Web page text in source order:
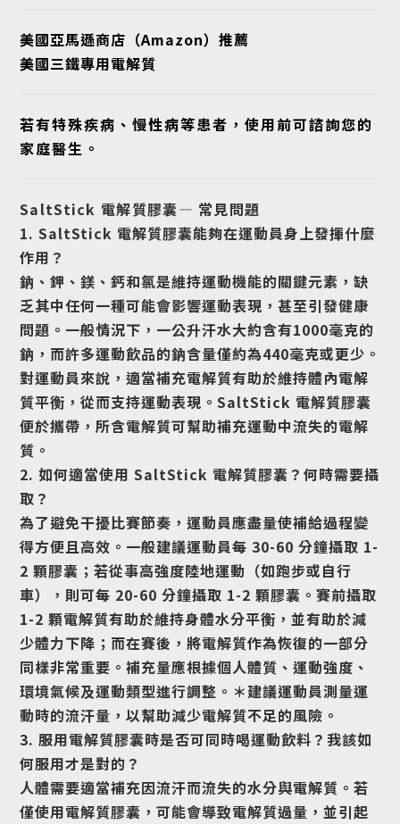
美國亞馬遜商店（Amazon）推薦
美國三鐵專用電解質
若有特殊疾病、慢性病等患者，使用前可諮詢您的
家庭醫生。
SaltStick 電解質膠囊— 常見問題
1. SaltStick 電解質膠囊能夠在運動員身上發揮什麼
作用？
鈉、鉀、鎂、鈣和氯是維持運動機能的關鍵元素，缺
乏其中任何一種可能會影響運動表現，甚至引發健康
問題。一般情況下，一公升汗水大約含有1000毫克的
鈉，而許多運動飲品的鈉含量僅約為440毫克或更少。
對運動員來說，適當補充電解質有助於維持體內電解
質平衡，從而支持運動表現。SaltStick 電解質膠囊
便於攜帶，所含電解質可幫助補充運動中流失的電解
質。
2. 如何適當使用 SaltStick 電解質膠囊？何時需要攝
取？
為了避免干擾比賽節奏，運動員應盡量使補給過程變
得方便且高效。一般建議運動員每 30-60 分鐘攝取 1-
2 顆膠囊；若從事高強度陸地運動（如跑步或自行
車），則可每 20-60 分鐘攝取 1-2 顆膠囊。賽前攝取
1-2 顆電解質有助於維持身體水分平衡，並有助於減
少體力下降；而在賽後，將電解質作為恢復的一部分
同樣非常重要。補充量應根據個人體質、運動強度、
環境氣候及運動類型進行調整。＊建議運動員測量運
動時的流汗量，以幫助減少電解質不足的風險。
3. 服用電解質膠囊時是否可同時喝運動飲料？我該如
何服用才是對的？
人體需要適當補充因流汗而流失的水分與電解質。若
僅使用電解質膠囊，可能會導致電解質過量，並引起